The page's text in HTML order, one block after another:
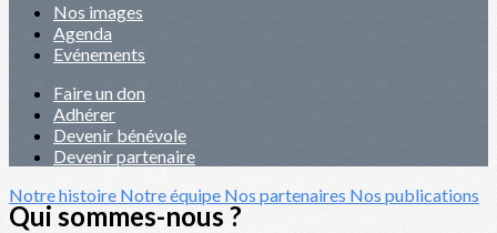
Nos images
Agenda
Evénements
Faire un don
Adhérer
Devenir bénévole
Devenir partenaire
Notre histoire Notre équipe Nos partenaires Nos publications
Qui sommes-nous ?